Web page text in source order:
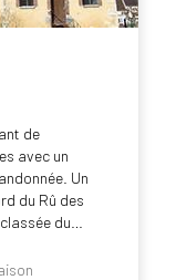
de
avec un
Un
du Rû des
du…